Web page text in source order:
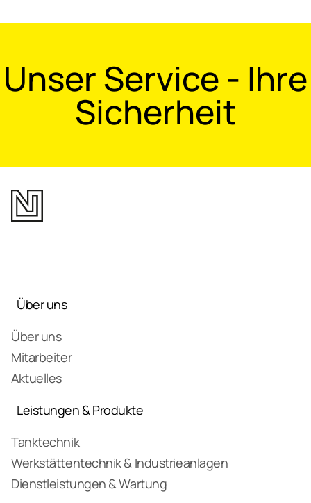
Unser Service - Ihre
Sicherheit
Über uns
Über uns
Mitarbeiter
Aktuelles
Leistungen & Produkte
Tanktechnik
Werkstättentechnik & Industrieanlagen
Dienstleistungen & Wartung